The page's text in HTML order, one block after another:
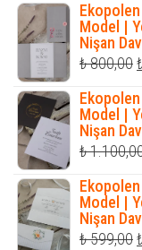
Model |
Nişan
₺800,00
Model |
Nişan
₺
Model |
Nişan
₺599,00